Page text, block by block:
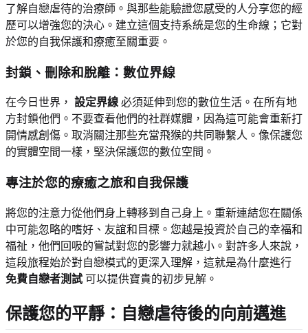
了解自戀虐待的治療師。與那些能驗證您感受的人分享您的經
歷可以增強您的決心。建立這個支持系統是您的生命線；它對
於您的自我保護和療癒至關重要。
封鎖、刪除和脫離：數位界線
在今日世界， 設定界線 必須延伸到您的數位生活。在所有地
方封鎖他們。不要查看他們的社群媒體，因為這可能會重新打
開情感創傷。取消關注那些充當飛猴的共同聯繫人。像保護您
的實體空間一樣，堅決保護您的數位空間。
專注於您的療癒之旅和自我保護
將您的注意力從他們身上轉移到自己身上。重新連結您在關係
中可能忽略的嗜好、友誼和目標。您越是投資於自己的幸福和
福祉，他們回吸的嘗試對您的影響力就越小。對許多人來說，
這段旅程始於對自戀模式的更深入理解，這就是為什麼進行
免費自戀者測試 可以提供寶貴的初步見解。
保護您的平靜：自戀虐待後的向前邁進